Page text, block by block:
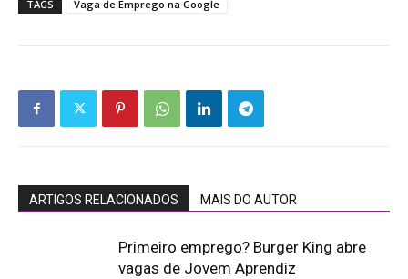
TAGS Vaga de Emprego na Google
ARTIGOS RELACIONADOS MAIS DO AUTOR
Primeiro emprego? Burger King abre
vagas de Jovem Aprendiz